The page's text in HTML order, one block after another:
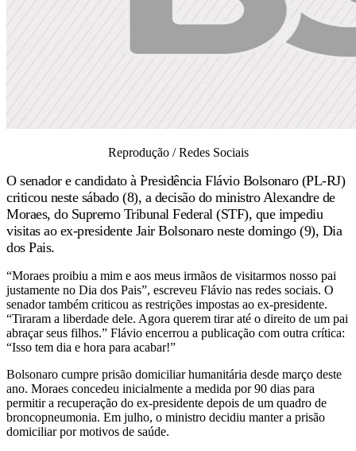
Reprodução / Redes Sociais
O senador e candidato à Presidência Flávio Bolsonaro (PL-RJ)
criticou neste sábado (8), a decisão do ministro Alexandre de
Moraes, do Supremo Tribunal Federal (STF), que impediu
visitas ao ex-presidente Jair Bolsonaro neste domingo (9), Dia
dos Pais.
“Moraes proibiu a mim e aos meus irmãos de visitarmos nosso pai
justamente no Dia dos Pais”, escreveu Flávio nas redes sociais. O
senador também criticou as restrições impostas ao ex-presidente.
“Tiraram a liberdade dele. Agora querem tirar até o direito de um pai
abraçar seus filhos.” Flávio encerrou a publicação com outra crítica:
“Isso tem dia e hora para acabar!”
Bolsonaro cumpre prisão domiciliar humanitária desde março deste
ano. Moraes concedeu inicialmente a medida por 90 dias para
permitir a recuperação do ex-presidente depois de um quadro de
broncopneumonia. Em julho, o ministro decidiu manter a prisão
domiciliar por motivos de saúde.